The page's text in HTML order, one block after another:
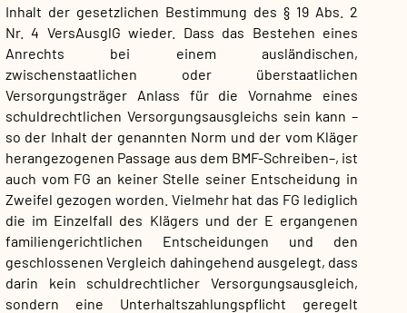
Inhalt der gesetzlichen Bestimmung des § 19 Abs. 2
Nr. 4 VersAusglG wieder. Dass das Bestehen eines
Anrechts bei einem ausländischen,
zwischenstaatlichen oder überstaatlichen
Versorgungsträger Anlass für die Vornahme eines
schuldrechtlichen Versorgungsausgleichs sein kann –
so der Inhalt der genannten Norm und der vom Kläger
herangezogenen Passage aus dem BMF-Schreiben–, ist
auch vom FG an keiner Stelle seiner Entscheidung in
Zweifel gezogen worden. Vielmehr hat das FG lediglich
die im Einzelfall des Klägers und der E ergangenen
familiengerichtlichen Entscheidungen und den
geschlossenen Vergleich dahingehend ausgelegt, dass
darin kein schuldrechtlicher Versorgungsausgleich,
sondern eine Unterhaltszahlungspflicht geregelt